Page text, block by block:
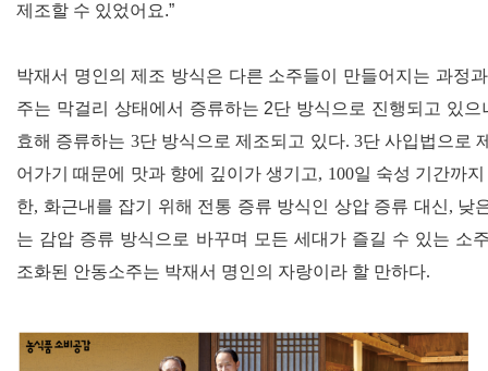
제조할 수 있었어요.”
박재서 명인의 제조 방식은 다른 소주들이 만들어지는 과정
주는 막걸리 상태에서 증류하는 2단 방식으로 진행되고 있으
효해 증류하는 3단 방식으로 제조되고 있다. 3단 사입법으로
어가기 때문에 맛과 향에 깊이가 생기고, 100일 숙성 기간까
한, 화근내를 잡기 위해 전통 증류 방식인 상압 증류 대신, 낮
는 감압 증류 방식으로 바꾸며 모든 세대가 즐길 수 있는 소
조화된 안동소주는 박재서 명인의 자랑이라 할 만하다.